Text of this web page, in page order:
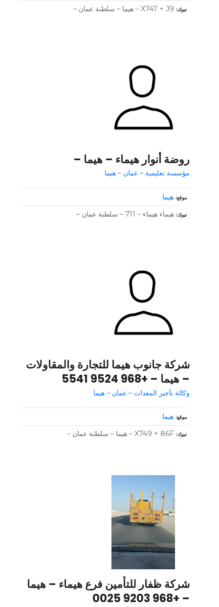
تبوك X747 + J9 – هيما – سلطنة عمان –
روضة أنوار هيماء – هيما –
مؤسسة تعليمية – عمان – هيما
موقع هيما
تبوك هيماء هيماء – 711 – سلطنة عمان –
شركة جانوب هيما للتجارة والمقاولات
– هيما – +968 9524 5541
وكالة تأجير المعدات – عمان – هيما
موقع هيما
تبوك X749 + 86F – هيما – سلطنة عمان –
شركة ظفار للتأمين فرع هيماء – هيما
– +968 9203 0025